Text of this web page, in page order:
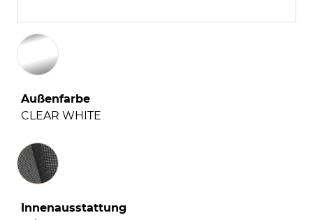
Außenfarbe
CLEAR WHITE
Innenausstattung
Innenausstattung